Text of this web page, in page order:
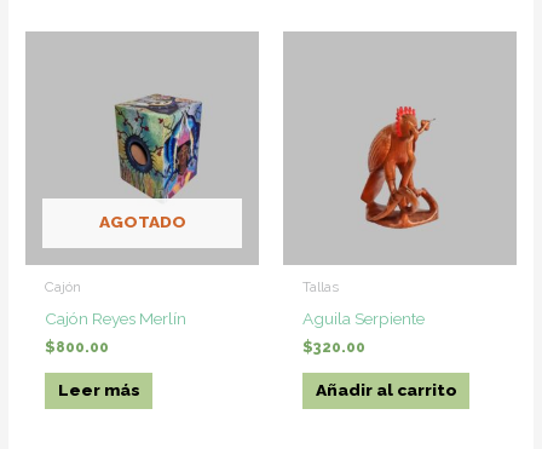
AGOTADO
Cajón
Cajón Reyes Merlín
$800.00
Leer más
Tallas
Aguila Serpiente
$320.00
Añadir al carrito